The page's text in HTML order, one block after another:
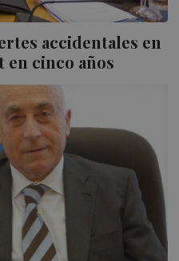
accidentales en
en cinco años